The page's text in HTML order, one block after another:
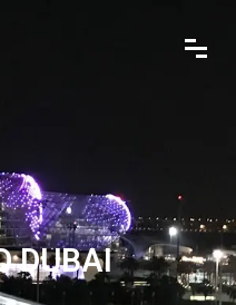
DUBAI